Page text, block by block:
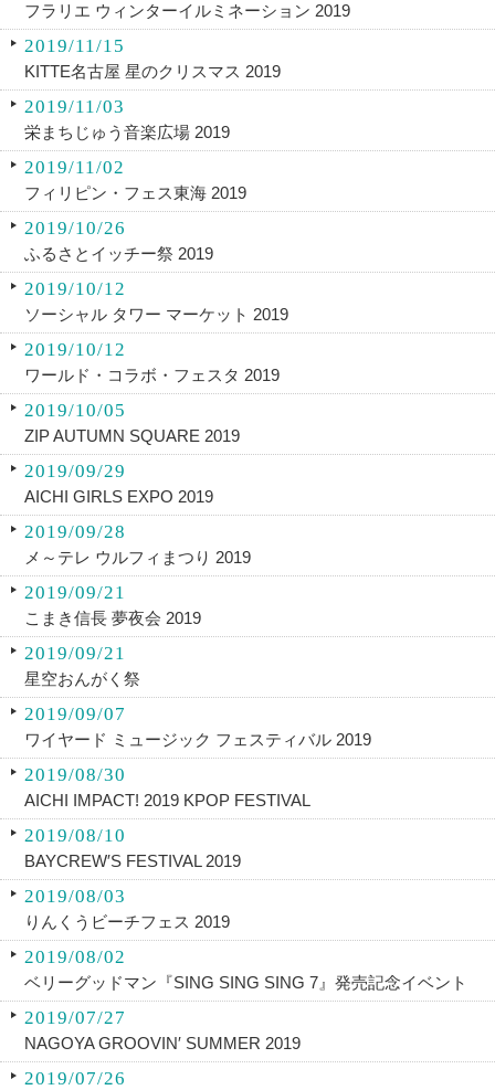
フラリエ ウィンターイルミネーション 2019
2019/11/15
KITTE名古屋 星のクリスマス 2019
2019/11/03
栄まちじゅう音楽広場 2019
2019/11/02
フィリピン・フェス東海 2019
2019/10/26
ふるさとイッチー祭 2019
2019/10/12
ソーシャル タワー マーケット 2019
2019/10/12
ワールド・コラボ・フェスタ 2019
2019/10/05
ZIP AUTUMN SQUARE 2019
2019/09/29
AICHI GIRLS EXPO 2019
2019/09/28
メ～テレ ウルフィまつり 2019
2019/09/21
こまき信長 夢夜会 2019
2019/09/21
星空おんがく祭
2019/09/07
ワイヤード ミュージック フェスティバル 2019
2019/08/30
AICHI IMPACT! 2019 KPOP FESTIVAL
2019/08/10
BAYCREW′S FESTIVAL 2019
2019/08/03
りんくうビーチフェス 2019
2019/08/02
ベリーグッドマン『SING SING SING 7』発売記念イベント
2019/07/27
NAGOYA GROOVIN′ SUMMER 2019
2019/07/26